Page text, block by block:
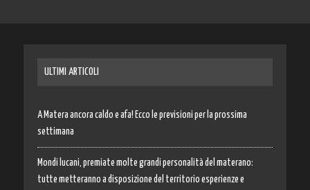
ULTIMI ARTICOLI
A Matera ancora caldo e afa! Ecco le previsioni per la prossima
settimana
Mondi lucani, premiate molte grandi personalità del materano:
tutte metteranno a disposizione del territorio esperienze e